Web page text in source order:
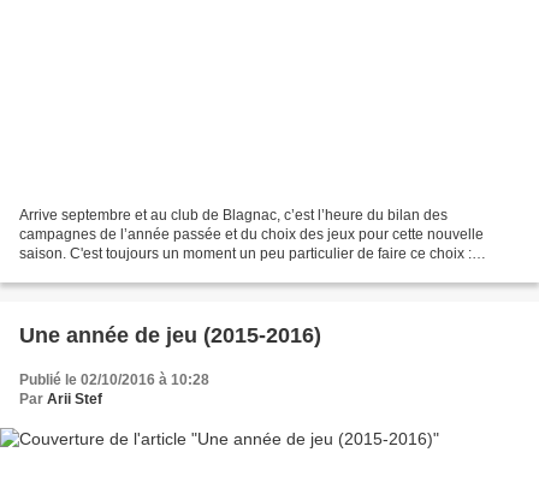
Arrive septembre et au club de Blagnac, c’est l’heure du bilan des
campagnes de l’année passée et du choix des jeux pour cette nouvelle
saison. C'est toujours un moment un peu particulier de faire ce choix :
Une année de jeu (2015-2016)
Publié le 02/10/2016 à 10:28
Par Arii Stef